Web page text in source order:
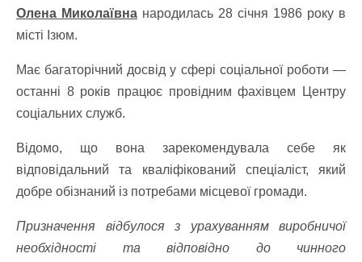
Олена Миколаївна народилась 28 січня 1986 року в
місті Ізюм.
Має багаторічний досвід у сфері соціальної роботи —
останні 8 років працює провідним фахівцем Центру
соціальних служб.
Відомо, що вона зарекомендувала себе як
відповідальний та кваліфікований спеціаліст, який
добре обізнаний із потребами місцевої громади.
Призначення відбулося з урахуванням виробничої
необхідності та відповідно до чинного